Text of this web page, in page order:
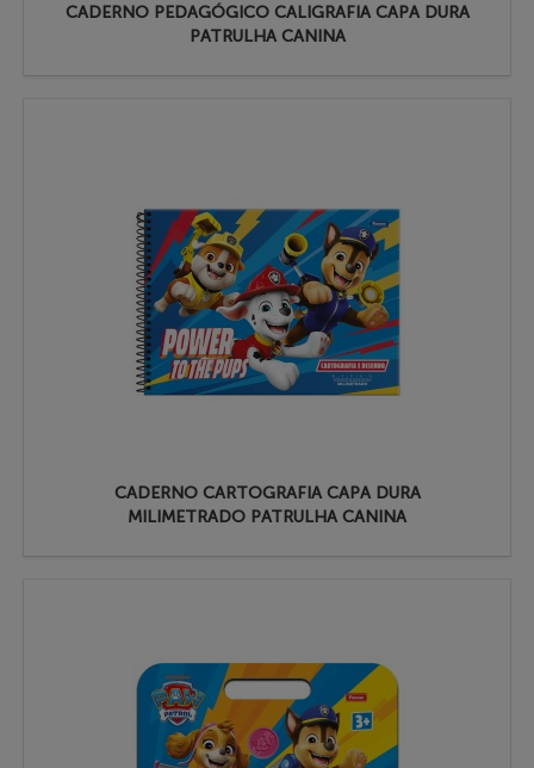
CADERNO PEDAGÓGICO CALIGRAFIA CAPA DURA
PATRULHA CANINA
CADERNO CARTOGRAFIA CAPA DURA
MILIMETRADO PATRULHA CANINA